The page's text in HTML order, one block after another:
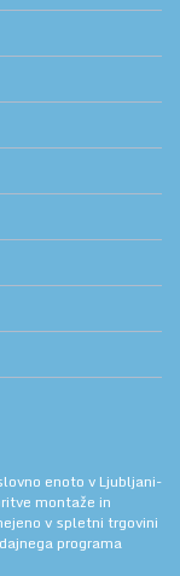
enoto v Ljubljani-
montaže in
v spletni trgovini
programa